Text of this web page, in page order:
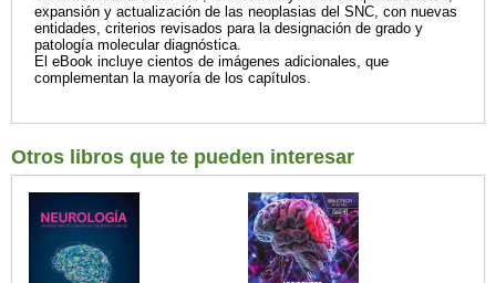
expansión y actualización de las neoplasias del SNC, con nuevas
entidades, criterios revisados para la designación de grado y
patología molecular diagnóstica.
El eBook incluye cientos de imágenes adicionales, que
complementan la mayoría de los capítulos.
Otros libros que te pueden interesar